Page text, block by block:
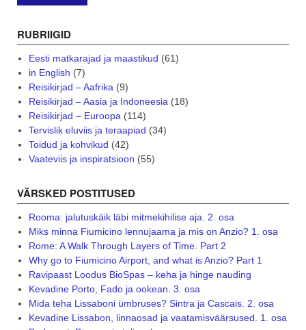
RUBRIIGID
Eesti matkarajad ja maastikud (61)
in English (7)
Reisikirjad – Aafrika (9)
Reisikirjad – Aasia ja Indoneesia (18)
Reisikirjad – Euroopa (114)
Tervislik eluviis ja teraapiad (34)
Toidud ja kohvikud (42)
Vaateviis ja inspiratsioon (55)
VÄRSKED POSTITUSED
Rooma: jalutuskäik läbi mitmekihilise aja. 2. osa
Miks minna Fiumicino lennujaama ja mis on Anzio? 1. osa
Rome: A Walk Through Layers of Time. Part 2
Why go to Fiumicino Airport, and what is Anzio? Part 1
Ravipaast Loodus BioSpas – keha ja hinge nauding
Kevadine Porto, Fado ja ookean. 3. osa
Mida teha Lissaboni ümbruses? Sintra ja Cascais. 2. osa
Kevadine Lissabon, linnaosad ja vaatamisväärsused. 1. osa